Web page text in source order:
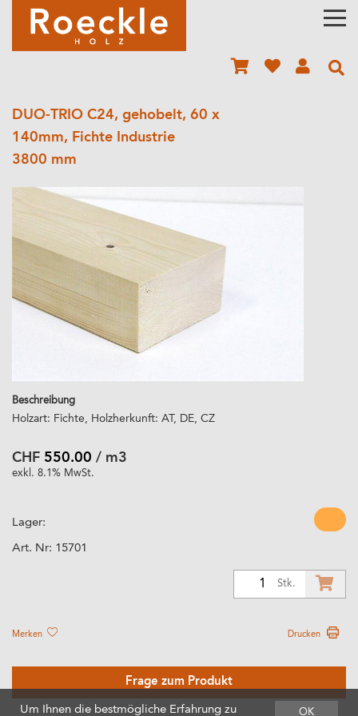
DUO-TRIO C24, gehobelt, 60 x
140mm, Fichte Industrie
3800 mm
Beschreibung
Holzart: Fichte, Holzherkunft: AT, DE, CZ
CHF 550.00 / m3
exkl. 8.1% MwSt.
Lager:
Art. Nr: 15701
Stk.
Merken Drucken
Frage zum Produkt
OK
Um Ihnen die bestmögliche Erfahrung zu